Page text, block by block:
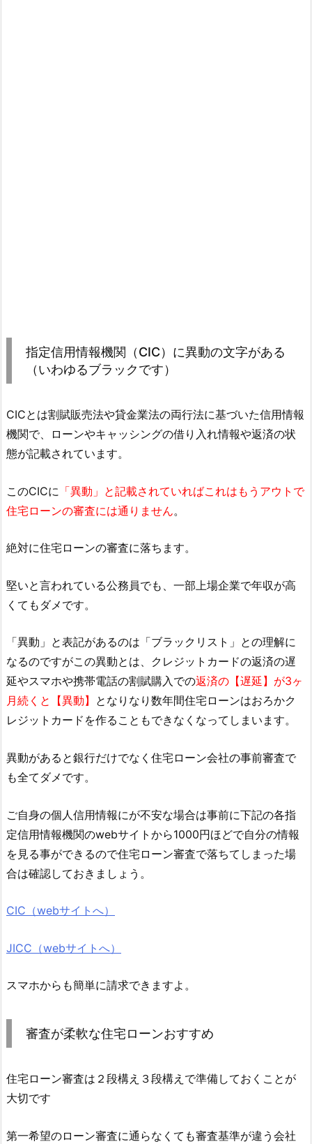
指定信用情報機関（CIC）に異動の文字がある
（いわゆるブラックです）
CICとは割賦販売法や貸金業法の両行法に基づいた信用情報
機関で、ローンやキャッシングの借り入れ情報や返済の状
態が記載されています。
このCICに 「異動」と記載されていればこれはもうアウトで
住宅ローンの審査には通りません。
絶対に住宅ローンの審査に落ちます。
堅いと言われている公務員でも、一部上場企業で年収が高
くてもダメです。
「異動」と表記があるのは「ブラックリスト」との理解に
なるのですがこの異動とは、クレジットカードの返済の遅
延やスマホや携帯電話の割賦購入での返済の【遅延】が3ヶ
月続くと【異動】 となりなり数年間住宅ローンはおろかク
レジットカードを作ることもできなくなってしまいます。
異動があると銀行だけでなく住宅ローン会社の事前審査で
も全てダメです。
ご自身の個人信用情報にが不安な場合は事前に下記の各指
定信用情報機関のwebサイトから1000円ほどで自分の情報
を見る事ができるので住宅ローン審査で落ちてしまった場
合は確認しておきましょう。
CIC（webサイトへ）
JICC（webサイトへ）
スマホからも簡単に請求できますよ。
審査が柔軟な住宅ローンおすすめ
住宅ローン審査は２段構え３段構えで準備しておくことが
大切です
第一希望のローン審査に通らなくても審査基準が違う会社